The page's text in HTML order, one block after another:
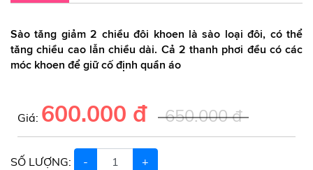
Sào tăng giảm 2 chiều đôi khoen là sào loại đôi, có thể
tăng chiều cao lẫn chiều dài. Cả 2 thanh phơi đều có các
móc khoen để giữ cố định quần áo
Giá: 600.000 đ 650.000 đ
SỐ LƯỢNG: - +